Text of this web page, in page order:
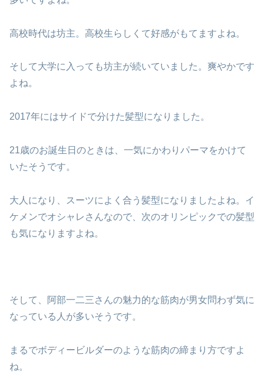
高校時代は坊主。高校生らしくて好感がもてますよね。
そして大学に入っても坊主が続いていました。爽やかです
よね。
2017年にはサイドで分けた髪型になりました。
21歳のお誕生日のときは、一気にかわりパーマをかけて
いたそうです。
大人になり、スーツによく合う髪型になりましたよね。イ
ケメンでオシャレさんなので、次のオリンピックでの髪型
も気になりますよね。
そして、阿部一二三さんの魅力的な筋肉が男女問わず気に
なっている人が多いそうです。
まるでボディービルダーのような筋肉の締まり方ですよ
ね。